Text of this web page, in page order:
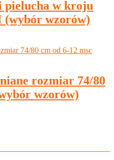
pielucha w kroju
(wybór wzorów)
rozmiar 74/80
wzorów)